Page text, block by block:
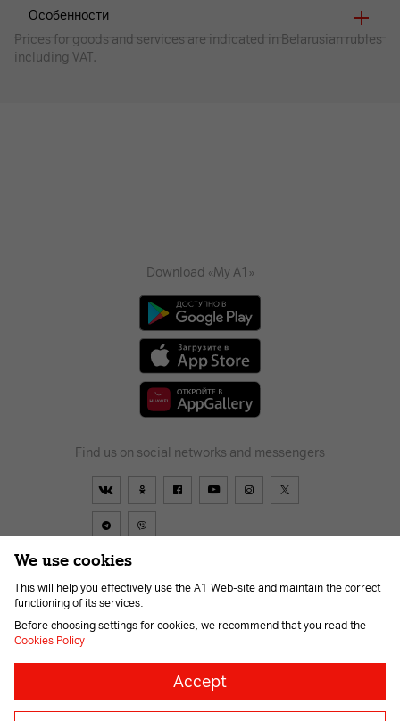
Особенности
Prices for goods and services are indicated in Belarusian rubles
including VAT.
Download «My A1»
Find us on social networks and messengers
Contract About us
For the visually impaired
© 2026 Unitary enterprise A1. All rights reserved.
We use cookies
This will help you effectively use the A1 Web-site and maintain the correct
functioning of its services.
Before choosing settings for cookies, we recommend that you read the
Cookies Policy
Necessary
Accept